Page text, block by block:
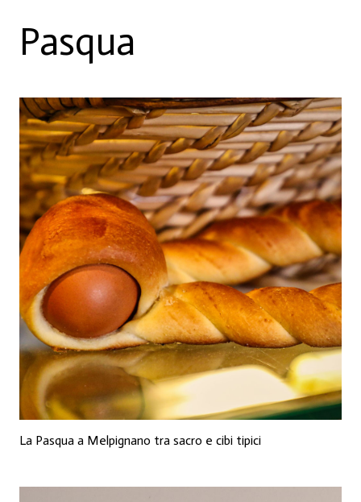
Pasqua
La Pasqua a Melpignano tra sacro e cibi tipici